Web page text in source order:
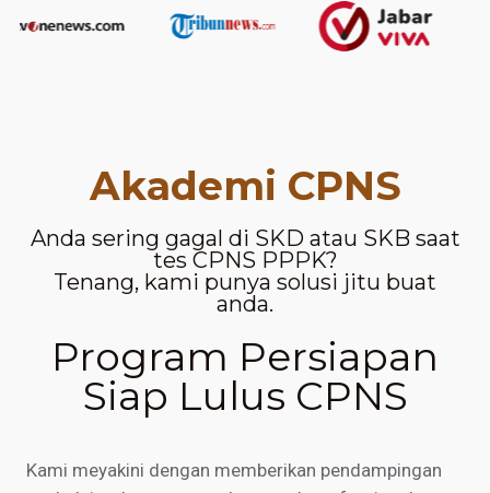
Akademi CPNS
Anda sering gagal di SKD atau SKB saat
tes CPNS PPPK?
Tenang, kami punya solusi jitu buat
anda.
Program Persiapan
Siap Lulus CPNS
Kami meyakini dengan memberikan pendampingan